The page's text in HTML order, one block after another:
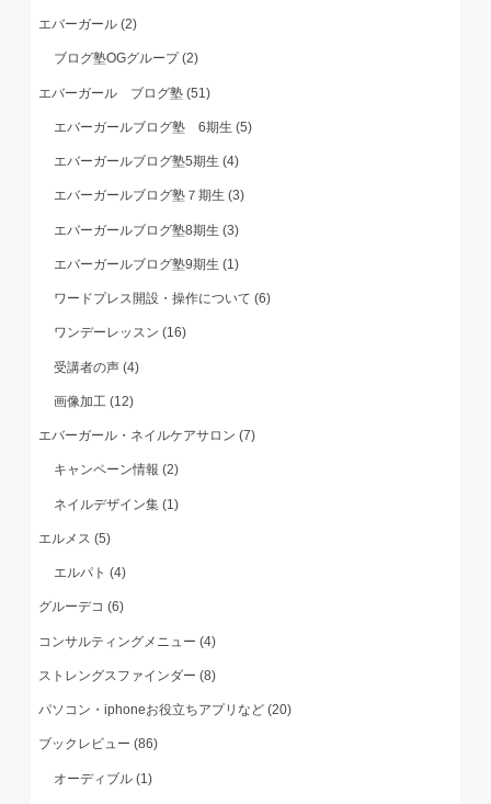
エバーガール(2)
ブログ塾OGグループ(2)
エバーガール ブログ塾(51)
エバーガールブログ塾 6期生(5)
エバーガールブログ塾5期生(4)
エバーガールブログ塾７期生(3)
エバーガールブログ塾8期生(3)
エバーガールブログ塾9期生(1)
ワードプレス開設・操作について(6)
ワンデーレッスン(16)
受講者の声(4)
画像加工(12)
エバーガール・ネイルケアサロン(7)
キャンペーン情報(2)
ネイルデザイン集(1)
エルメス(5)
エルパト(4)
グルーデコ(6)
コンサルティングメニュー(4)
ストレングスファインダー(8)
パソコン・iphoneお役立ちアプリなど(20)
ブックレビュー(86)
オーディブル(1)